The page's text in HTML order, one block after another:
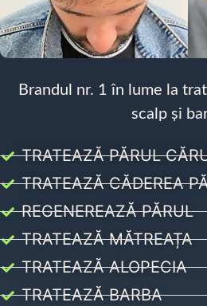
Brandul nr. 1 în lume la
scalp și
TRATEAZĂ PĂRUL
TRATEAZĂ CĂDEREA
REGENEREAZĂ PĂRUL
TRATEAZĂ MĂTREAȚA
TRATEAZĂ ALOPECIA
TRATEAZĂ BARBA